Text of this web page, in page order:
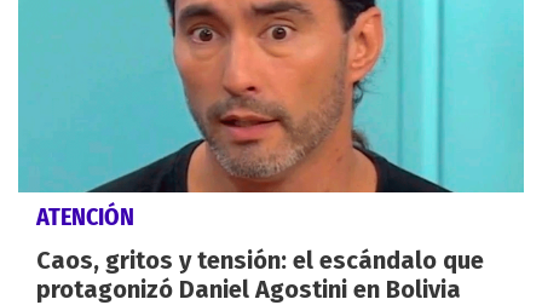
ATENCIÓN
Caos, gritos y tensión: el escándalo que
protagonizó Daniel Agostini en Bolivia